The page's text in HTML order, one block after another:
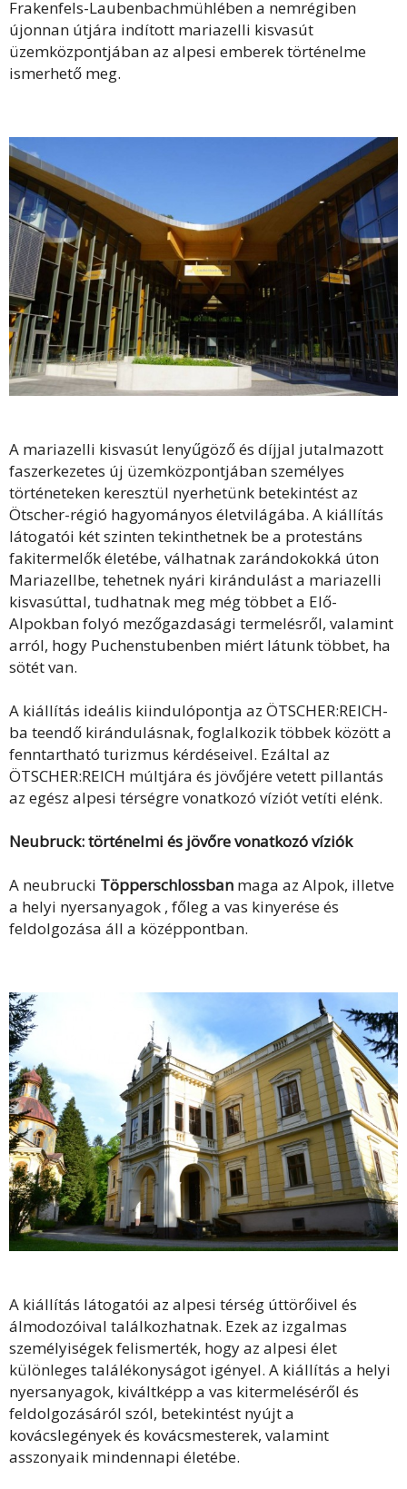
Frakenfels-Laubenbachmühlében a nemrégiben
újonnan útjára indított mariazelli kisvasút
üzemközpontjában az alpesi emberek történelme
ismerhető meg.
A mariazelli kisvasút lenyűgöző és díjjal jutalmazott
faszerkezetes új üzemközpontjában személyes
történeteken keresztül nyerhetünk betekintést az
Ötscher-régió hagyományos életvilágába. A kiállítás
látogatói két szinten tekinthetnek be a protestáns
fakitermelők életébe, válhatnak zarándokokká úton
Mariazellbe, tehetnek nyári kirándulást a mariazelli
kisvasúttal, tudhatnak meg még többet a Elő-
Alpokban folyó mezőgazdasági termelésről, valamint
arról, hogy Puchenstubenben miért látunk többet, ha
sötét van.
A kiállítás ideális kiindulópontja az ÖTSCHER:REICH-
ba teendő kirándulásnak, foglalkozik többek között a
fenntartható turizmus kérdéseivel. Ezáltal az
ÖTSCHER:REICH múltjára és jövőjére vetett pillantás
az egész alpesi térségre vonatkozó víziót vetíti elénk.
Neubruck: történelmi és jövőre vonatkozó víziók
A neubrucki Töpperschlossban maga az Alpok, illetve
a helyi nyersanyagok , főleg a vas kinyerése és
feldolgozása áll a középpontban.
A kiállítás látogatói az alpesi térség úttörőivel és
álmodozóival találkozhatnak. Ezek az izgalmas
személyiségek felismerték, hogy az alpesi élet
különleges találékonyságot igényel. A kiállítás a helyi
nyersanyagok, kiváltképp a vas kitermeléséről és
feldolgozásáról szól, betekintést nyújt a
kovácslegények és kovácsmesterek, valamint
asszonyaik mindennapi életébe.